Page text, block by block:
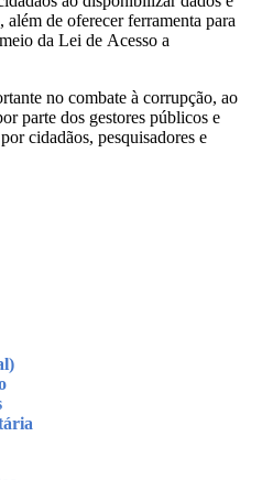
de oferecer ferramenta para
da Lei de Acesso a
no combate à corrupção, ao
parte dos gestores públicos e
cidadãos, pesquisadores e